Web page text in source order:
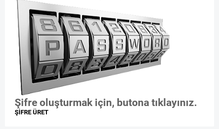
Şifre oluşturmak için, butona tıklayınız.
ŞİFRE ÜRET